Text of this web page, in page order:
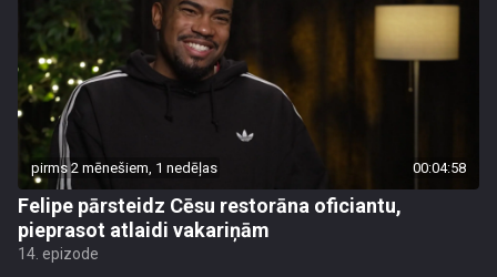
pirms 2 mēnešiem, 1 nedēļas 00:04:58
Felipe pārsteidz Cēsu restorāna oficiantu,
pieprasot atlaidi vakariņām
14. epizode